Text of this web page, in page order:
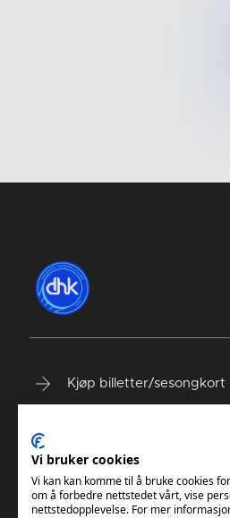
Kjøp billetter/sesongkort
DHK Terminliste
Vi bruker cookies
Vi kan kan komme til å bruke cookies
om å forbedre nettstedet vårt, vise
nettstedopplevelse. For mer